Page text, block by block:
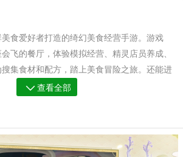
美食爱好者打造的绮幻美食经营手游。游戏
飞的餐厅，体验模拟经营、精灵店员养成、
集食材和配方，踏上美食冒险之旅。还能进
听灵界奇闻异事、见证店员们的感情故事，开
是玩家在灵界冒险的大本营，它坐落在一座
往灵界各地。作为店长，你要肩负起重振这座
查看全部